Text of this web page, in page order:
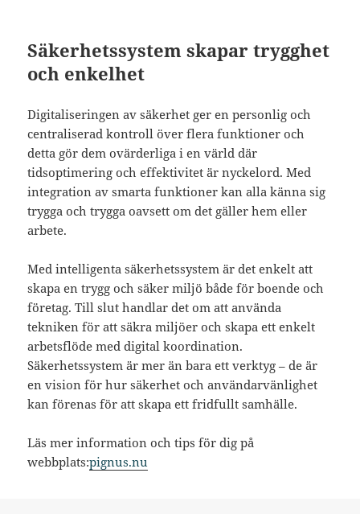
Säkerhetssystem skapar trygghet
och enkelhet
Digitaliseringen av säkerhet ger en personlig och
centraliserad kontroll över flera funktioner och
detta gör dem ovärderliga i en värld där
tidsoptimering och effektivitet är nyckelord. Med
integration av smarta funktioner kan alla känna sig
trygga och trygga oavsett om det gäller hem eller
arbete.
Med intelligenta säkerhetssystem är det enkelt att
skapa en trygg och säker miljö både för boende och
företag. Till slut handlar det om att använda
tekniken för att säkra miljöer och skapa ett enkelt
arbetsflöde med digital koordination.
Säkerhetssystem är mer än bara ett verktyg – de är
en vision för hur säkerhet och användarvänlighet
kan förenas för att skapa ett fridfullt samhälle.
Läs mer information och tips för dig på
webbplats:pignus.nu